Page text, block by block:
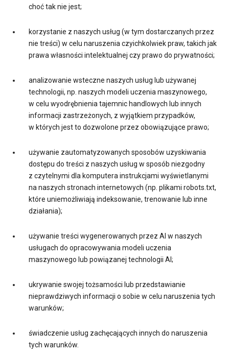
choć tak nie jest;
korzystanie z naszych usług (w tym dostarczanych przez
nie treści) w celu naruszenia czyichkolwiek praw, takich jak
prawa własności intelektualnej czy prawo do prywatności;
analizowanie wsteczne naszych usług lub używanej
technologii, np. naszych modeli uczenia maszynowego,
w celu wyodrębnienia tajemnic handlowych lub innych
informacji zastrzeżonych, z wyjątkiem przypadków,
w których jest to dozwolone przez obowiązujące prawo;
używanie zautomatyzowanych sposobów uzyskiwania
dostępu do treści z naszych usług w sposób niezgodny
z czytelnymi dla komputera instrukcjami wyświetlanymi
na naszych stronach internetowych (np. plikami robots.txt,
które uniemożliwiają indeksowanie, trenowanie lub inne
działania);
używanie treści wygenerowanych przez AI w naszych
usługach do opracowywania modeli uczenia
maszynowego lub powiązanej technologii AI;
ukrywanie swojej tożsamości lub przedstawianie
nieprawdziwych informacji o sobie w celu naruszenia tych
warunków;
świadczenie usług zachęcających innych do naruszenia
tych warunków.